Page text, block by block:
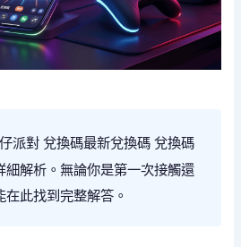
派對 兌換碼最新兌換碼 兌換碼
細解析。無論你是第一次接觸還
此找到完整解答。